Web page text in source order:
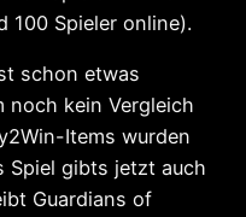
100 Spieler online).
schon etwas
noch kein Vergleich
Items wurden
Spiel gibts jetzt auch
Guardians of